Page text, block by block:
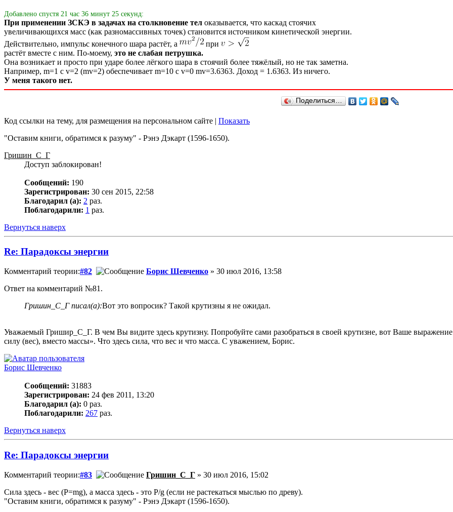
Добавлено спустя 21 час 36 минут 25 секунд:
При применении ЗСКЭ в задачах на столкновение тел оказывается, что каскад стоячих
увеличивающихся масс (как разномассивных точек) становится источником кинетической энергии.
Действительно, импульс конечного шара растёт, а
при
растёт вместе с ним. По-моему, это не слабая петрушка.
Она возникает и просто при ударе более лёгкого шара в стоячий более тяжёлый, но не так заметна.
Например, m=1 с v=2 (mv=2) обеспечивает m=10 с v=0 mv=3.6363. Доход = 1.6363. Из ничего.
У меня такого нет.
Поделиться…
Код ссылки на тему, для размещения на персональном сайте | Показать
"Оставим книги, обратимся к разуму" - Рэнэ Дэкарт (1596-1650).
Гришин_С_Г
Доступ заблокирован!
Сообщений: 190
Зарегистрирован: 30 сен 2015, 22:58
Благодарил (а): 2 раз.
Поблагодарили: 1 раз.
Вернуться наверх
Re: Парадоксы энергии
Комментарий теории:#82 Борис Шевченко » 30 июл 2016, 13:58
Ответ на комментарий №81.
Гришин_С_Г писал(а):Вот это вопросик? Такой крутизны я не ожидал.
Уважаемый Гришир_С_Г. В чем Вы видите здесь крутизну. Попробуйте сами разобраться в своей крутизне, вот Ваше
силу (вес), вместо массы». Что здесь сила, что вес и что масса. С уважением, Борис.
Борис Шевченко
Сообщений: 31883
Зарегистрирован: 24 фев 2011, 13:20
Благодарил (а): 0 раз.
Поблагодарили: 267 раз.
Вернуться наверх
Re: Парадоксы энергии
Комментарий теории:#83 Гришин_С_Г » 30 июл 2016, 15:02
Сила здесь - вес (P=mg), а масса здесь - это P/g (если не растекаться мыслью по древу).
"Оставим книги, обратимся к разуму" - Рэнэ Дэкарт (1596-1650).